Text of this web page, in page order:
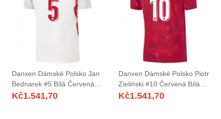
Danxen Dámské Polsko Jan
Bednarek #5 Bílá Červená
Šedá Domů Hráčské Dresy
Kč1.541,70
Danxen Dámské Polsko Piotr
Zieliński #10 Červená Bílá
Daleko Hráčské Dresy 26-28
Kč1.541,70